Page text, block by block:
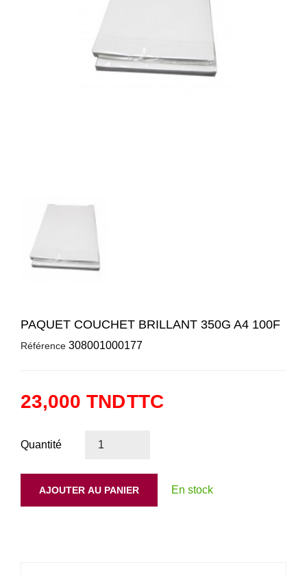
PAQUET COUCHET BRILLANT 350G A4 100F
Référence 308001000177
23,000 TNDTTC
Quantité
AJOUTER AU PANIER En stock